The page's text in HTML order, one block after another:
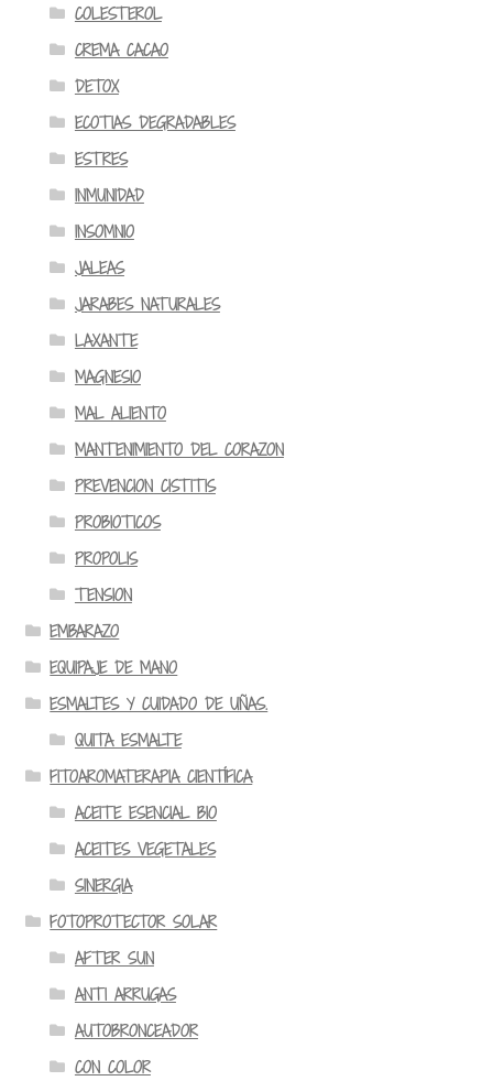
COLESTEROL
CREMA CACAO
DETOX
ECOTIAS DEGRADABLES
ESTRES
INMUNIDAD
INSOMNIO
JALEAS
JARABES NATURALES
LAXANTE
MAGNESIO
MAL ALIENTO
MANTENIMIENTO DEL CORAZON
PREVENCION CISTITIS
PROBIOTICOS
PROPOLIS
TENSION
EMBARAZO
EQUIPAJE DE MANO
ESMALTES Y CUIDADO DE UÑAS.
QUITA ESMALTE
FITOAROMATERAPIA CIENTÍFICA
ACEITE ESENCIAL BIO
ACEITES VEGETALES
SINERGIA
FOTOPROTECTOR SOLAR
AFTER SUN
ANTI ARRUGAS
AUTOBRONCEADOR
CON COLOR